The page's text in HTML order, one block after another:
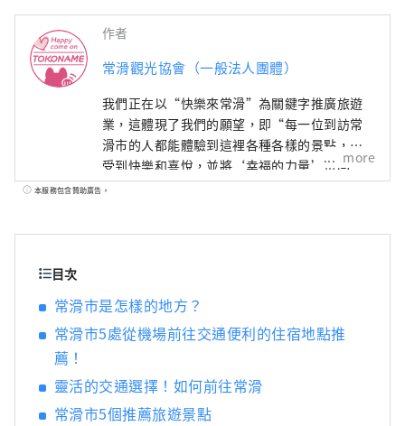
作者
常滑觀光協會（一般法人團體）
我們正在以“快樂來常滑”為關鍵字推廣旅遊
業，這體現了我們的願望，即“每一位到訪常
滑市的人都能體驗到這裡各種各樣的景點，感
受到快樂和喜悅，並將‘幸福的力量’帶回
家，為明天注入活力。”
more
本服務包含贊助廣告。
目次
常滑市是怎樣的地方？
常滑市5處從機場前往交通便利的住宿地點推
薦！
靈活的交通選擇！如何前往常滑
常滑市5個推薦旅遊景點